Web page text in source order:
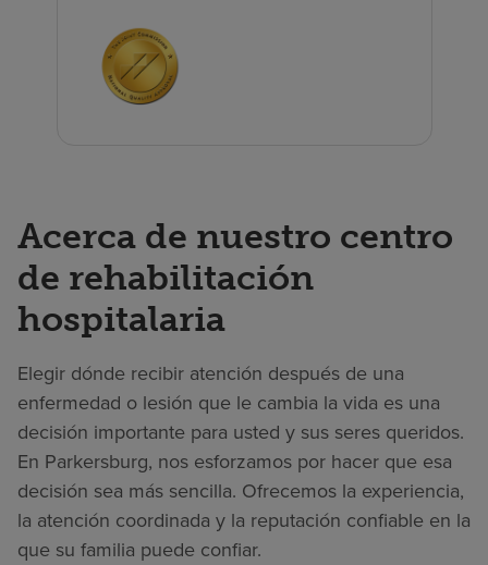
Acerca de nuestro centro
de rehabilitación
hospitalaria
Elegir dónde recibir atención después de una
enfermedad o lesión que le cambia la vida es una
decisión importante para usted y sus seres queridos.
En Parkersburg, nos esforzamos por hacer que esa
decisión sea más sencilla. Ofrecemos la experiencia,
la atención coordinada y la reputación confiable en la
que su familia puede confiar.